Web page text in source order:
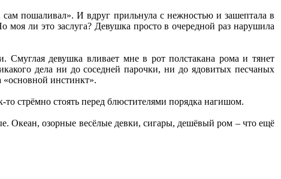
пошаливал». И вдруг прильнула с нежностью и зашептала в
ли это заслуга? Девушка просто в очередной раз нарушила
девушка вливает мне в рот полстакана рома и тянет
дела ни до соседней парочки, ни до ядовитых песчаных
инстинкт».
стрёмно стоять перед блюстителями порядка нагишом.
Океан, озорные весёлые девки, сигары, дешёвый ром – что ещё